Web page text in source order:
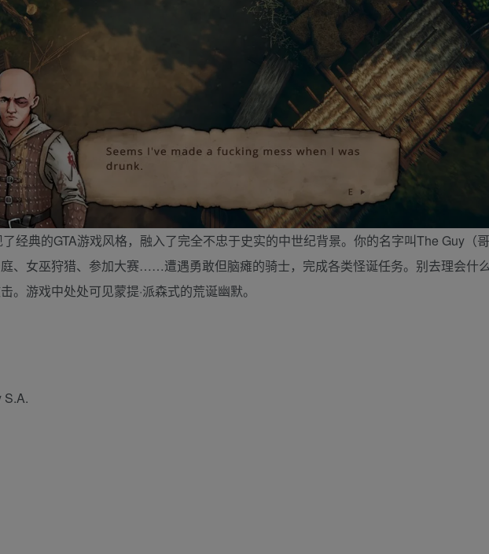
经典的GTA游戏风格，融入了完全不忠于史实的中世纪背景。你的名字叫The Guy（
、女巫狩猎、参加大赛……遭遇勇敢但脑瘫的骑士，完成各类怪诞任务。别去理会什
游戏中处处可见蒙提·派森式的荒诞幽默。
S.A.